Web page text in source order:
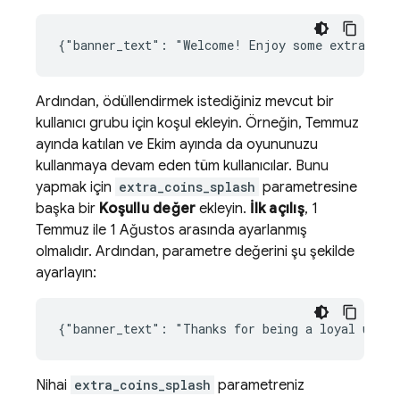
Ardından, ödüllendirmek istediğiniz mevcut bir
kullanıcı grubu için koşul ekleyin. Örneğin, Temmuz
ayında katılan ve Ekim ayında da oyununuzu
kullanmaya devam eden tüm kullanıcılar. Bunu
yapmak için extra_coins_splash parametresine
başka bir Koşullu değer ekleyin. İlk açılış, 1
Temmuz ile 1 Ağustos arasında ayarlanmış
olmalıdır. Ardından, parametre değerini şu şekilde
ayarlayın:
Nihai extra_coins_splash parametreniz